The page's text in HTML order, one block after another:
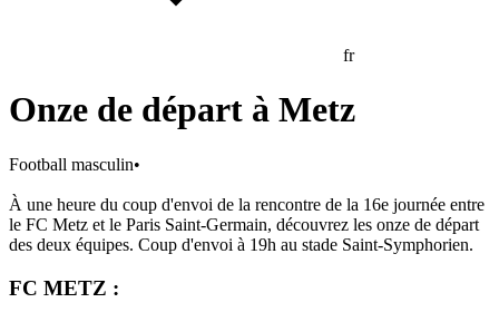
fr
Onze de départ à Metz
Football masculin•
À une heure du coup d'envoi de la rencontre de la 16e journée entre
le FC Metz et le Paris Saint-Germain, découvrez les onze de départ
des deux équipes. Coup d'envoi à 19h au stade Saint-Symphorien.
FC METZ :